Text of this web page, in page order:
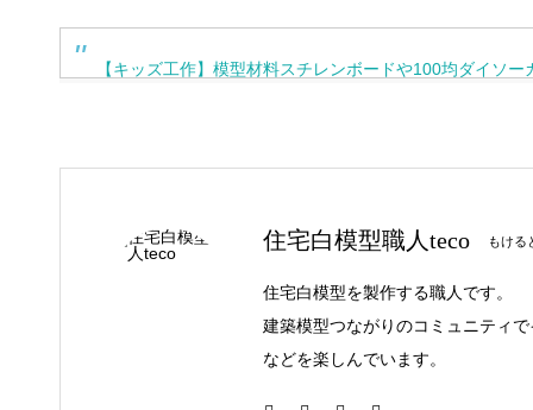
【キッズ工作】模型材料スチレンボードや100均ダイソ
住宅白模型職人teco もける
住宅白模型を製作する職人です。
建築模型つながりのコミュニティ
などを楽しんでいます。